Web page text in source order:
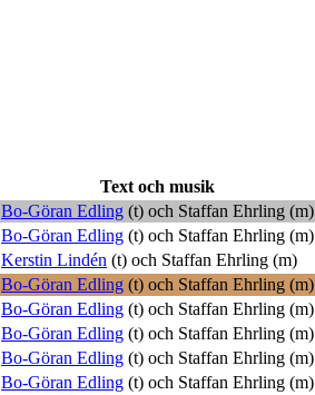
Text och musik
Bo-Göran Edling (t) och Staffan Ehrling (m)
Bo-Göran Edling (t) och Staffan Ehrling (m)
Kerstin Lindén (t) och Staffan Ehrling (m)
Bo-Göran Edling (t) och Staffan Ehrling (m)
Bo-Göran Edling (t) och Staffan Ehrling (m)
Bo-Göran Edling (t) och Staffan Ehrling (m)
Bo-Göran Edling (t) och Staffan Ehrling (m)
Bo-Göran Edling (t) och Staffan Ehrling (m)